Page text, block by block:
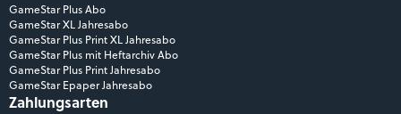
GameStar Plus Abo
GameStar XL Jahresabo
GameStar Plus Print XL Jahresabo
GameStar Plus mit Heftarchiv Abo
GameStar Plus Print Jahresabo
GameStar Epaper Jahresabo
Zahlungsarten